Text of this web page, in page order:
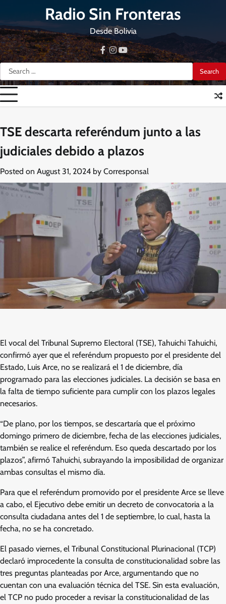
content
Radio Sin Fronteras
Desde Bolivia
Search
for:
facebook
instagram
youtube
TSE descarta referéndum junto a las
judiciales debido a plazos
Posted on August 31, 2024 by Corresponsal
El vocal del Tribunal Supremo Electoral (TSE), Tahuichi Tahuichi,
confirmó ayer que el referéndum propuesto por el presidente del
Estado, Luis Arce, no se realizará el 1 de diciembre, día
programado para las elecciones judiciales. La decisión se basa en
la falta de tiempo suficiente para cumplir con los plazos legales
necesarios.
“De plano, por los tiempos, se descartaría que el próximo
domingo primero de diciembre, fecha de las elecciones judiciales,
también se realice el referéndum. Eso queda descartado por los
plazos”, afirmó Tahuichi, subrayando la imposibilidad de organizar
ambas consultas el mismo día.
Para que el referéndum promovido por el presidente Arce se lleve
a cabo, el Ejecutivo debe emitir un decreto de convocatoria a la
consulta ciudadana antes del 1 de septiembre, lo cual, hasta la
fecha, no se ha concretado.
El pasado viernes, el Tribunal Constitucional Plurinacional (TCP)
declaró improcedente la consulta de constitucionalidad sobre las
tres preguntas planteadas por Arce, argumentando que no
cuentan con una evaluación técnica del TSE. Sin esta evaluación,
el TCP no pudo proceder a revisar la constitucionalidad de las